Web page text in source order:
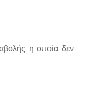
η οποία δεν